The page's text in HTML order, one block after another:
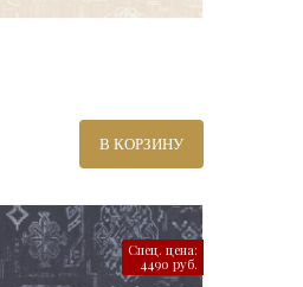
В КОРЗИНУ
Спец. цена:
4490 руб.